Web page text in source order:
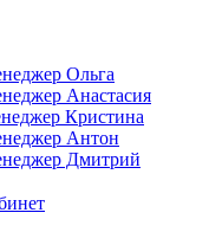
Ольга
Анастасия
Кристина
Антон
Дмитрий